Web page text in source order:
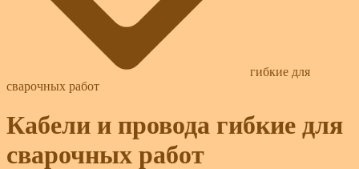
гибкие для
сварочных работ
Кабели и провода гибкие для
сварочных работ